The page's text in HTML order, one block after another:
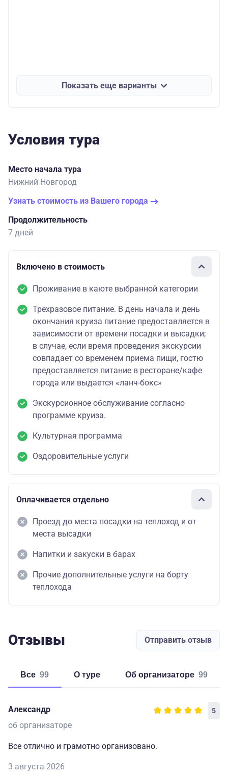
Показать еще варианты
Условия тура
Место начала тура
Нижний Новгород
Узнать стоимость из Вашего города
Продолжительность
7 дней
Включено в стоимость
Проживание в каюте выбранной категории
Трехразовое питание. В день начала и день
окончания круиза питание предоставляется в
зависимости от времени посадки и высадки;
в случае, если время проведения экскурсии
совпадает со временем приема пищи, гостю
предоставляется питание в ресторане/кафе
города или выдается «ланч-бокс»
Экскурсионное обслуживание согласно
программе круиза.
Культурная программа
Оздоровительные услуги
Оплачивается отдельно
Проезд до места посадки на теплоход и от
места высадки
Напитки и закуски в барах
Прочие дополнительные услуги на борту
теплохода
Отзывы Отправить отзыв
Все 99 о туре об организаторе 99
Александр 5
об организаторе
Все отлично и грамотно организовано.
3 августа 2026